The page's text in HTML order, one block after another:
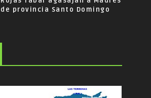
de provincia Santo Domingo